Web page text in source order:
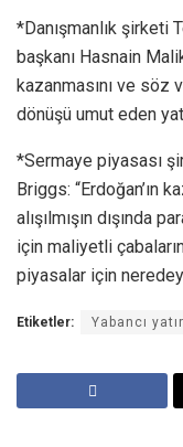
*Danışmanlık şirketi
başkanı Hasnain
kazanmasını ve
dönüşü umut eden
*Sermaye piyasası
Briggs: “Erdoğan’ın
alışılmışın dışında
için maliyetli
piyasalar için
Etiketler: Yabancı